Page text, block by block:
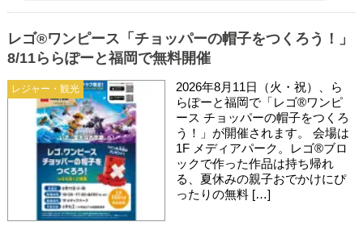
レジャー・観光
レゴ®ワンピース「チョッパーの帽子をつくろう！」
8/11ららぽーと福岡で無料開催
2026年8月11日（火・祝）、ら
らぽーと福岡で「レゴ®ワンピ
ース チョッパーの帽子をつくろ
う！」が開催されます。 会場は
1F メディアパーク。レゴ®ブロ
ックで作った作品は持ち帰れ
る、夏休みの親子おでかけにぴ
ったりの無料 […]